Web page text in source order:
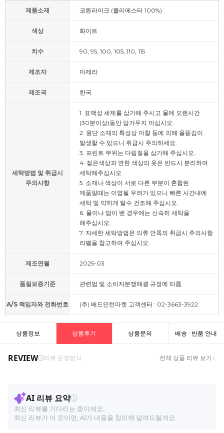
제품소재 코튼라이크 (폴리에스터 100%)
색상 화이트
치수 90, 95, 100, 105, 110, 115
제조자 마제라
제조국 한국
세탁방법 및 취급시
주의사항
1. 표백성 세제를 삼가해 주시고 물에 오랜시간
(30분이상)동안 담가두지 마십시오.
2. 원단 소재의 특성상 마찰 등에 의해 올뜯김이
발생할 수 있으니 취급시 주의하세요.
3. 프린트 부위는 다림질을 삼가해 주십시오.
4. 짙은색상과 연한 색상의 옷은 반드시 분리하여
세탁해주십시오.
5. 소재나 색상이 서로 다른 부분이 혼합된
제품일때는 이염될 우려가 있으니 빠른 시간내에
세탁 및 약하게 탈수 건조해 주십시오.
6. 물이나 땀이 밴 경우에는 신속히 세탁을
해주십시오.
7. 자세한 세탁방법은 의류 안쪽의 취급시 주의사항
라벨을 참고하여 주십시오.
제조연월 2025-03
품질보증기준 관련법 및 소비자분쟁해결 규정에 따름
A/S 책임자와 전화번호 (주) 배드민턴마켓 고객센터 : 02-3663-3922
상품정보 상품후기 상품문의 배송 · 반품 안내